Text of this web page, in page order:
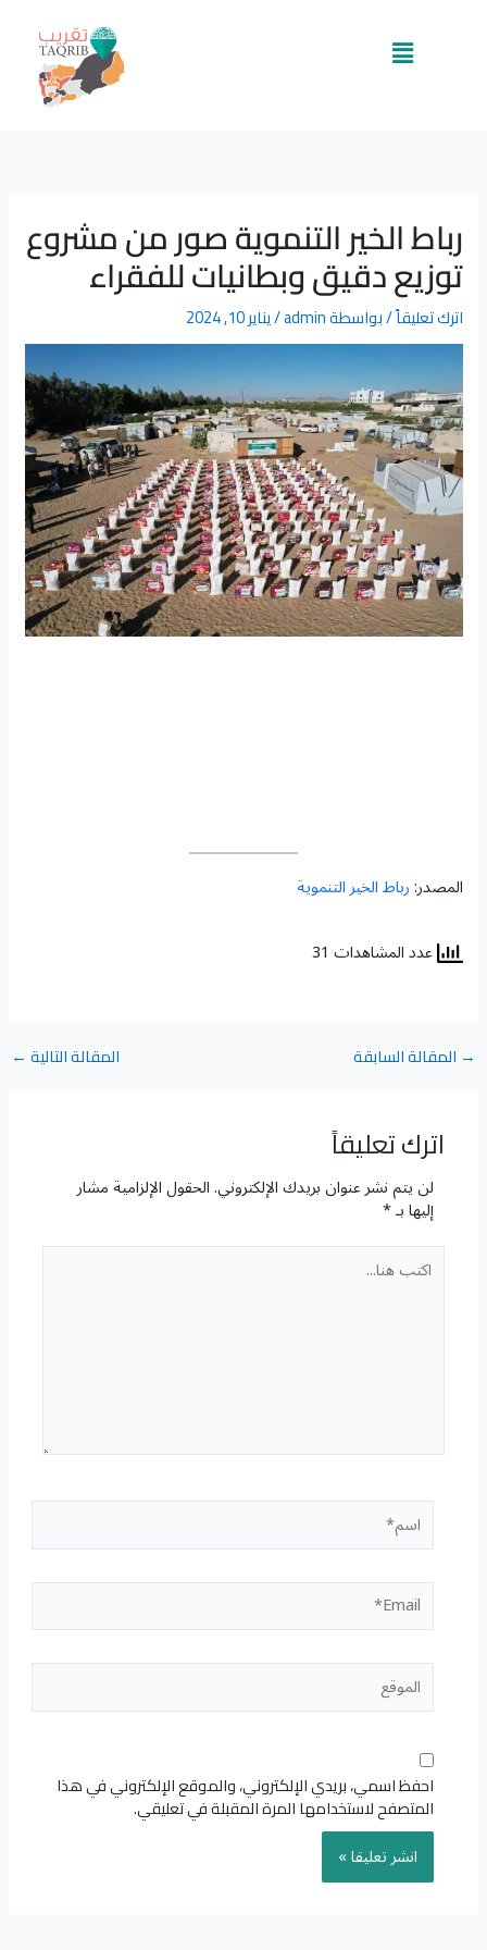
القائمة
رباط الخير التنموية صور من مشروع
توزيع دقيق وبطانيات للفقراء
اترك تعليقاً/ بواسطةadmin
/يناير 10, 2024
المصدر:رباط الخير التنموية
عدد المشاهدات 31
→ المقالة السابقة المقالة التالية ←
اترك تعليقاً
لن يتم نشر عنوان بريدك الإلكتروني.الحقول الإلزامية مشار
إليها بـ*
اكتب
هنا...
اسم*
Email*
الموقع
احفظ اسمي، بريدي الإلكتروني، والموقع الإلكتروني في هذا
المتصفح لاستخدامها المرة المقبلة في تعليقي.